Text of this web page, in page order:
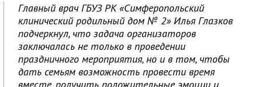
Главный врач ГБУЗ РК «Симферопольский
клинический родильный дом № 2» Илья Глазков
подчеркнул, что задача организаторов
заключалась не только в проведении
праздничного мероприятия, но и в том, чтобы
дать семьям возможность провести время
вместе, получить положительные эмоции и